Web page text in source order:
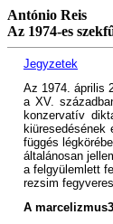
António Reis
Az 1974-es
Jegyzetek
Az 1974. április
a XV.
konzervatív
függés
általánosan
a felgyülemlett
rezsim
A